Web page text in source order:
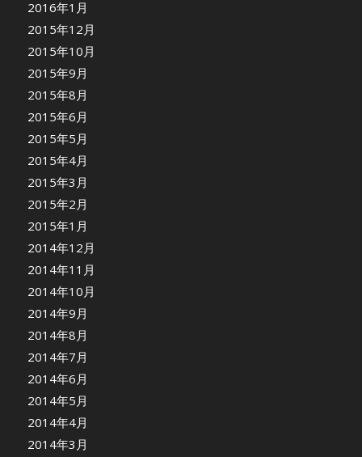
2016年1月
2015年12月
2015年10月
2015年9月
2015年8月
2015年6月
2015年5月
2015年4月
2015年3月
2015年2月
2015年1月
2014年12月
2014年11月
2014年10月
2014年9月
2014年8月
2014年7月
2014年6月
2014年5月
2014年4月
2014年3月